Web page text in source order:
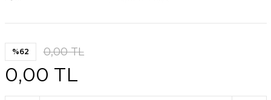
%62 0,00 TL
0,00 TL